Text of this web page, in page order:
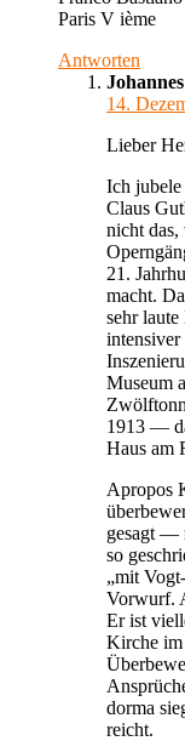
Paris V ième
Antworten
14.
Lieber
Ich
Claus
nicht das,
21.
macht.
sehr
intensiver
Museum
1913 —
Haus am
Apropos
gesagt —
so
„mit
Vorwurf.
Er ist
Kirche im
dorma
reicht.